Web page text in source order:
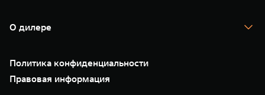
Корпоративным клиентам
Зарядные станции
Помощь на дороге
Новые цифровые сервисы TANK
Сервис
Нулевое ТО
Моторные масла
О дилере
35 лет GWM
GWM ТЕХ ДЕНЬ
Новости
Политика конфиденциальности
Правовая информация